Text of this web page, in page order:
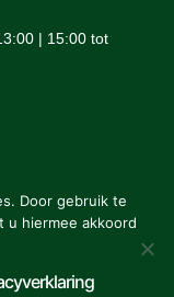
| 15:00 tot
Door gebruik te
u hiermee akkoord